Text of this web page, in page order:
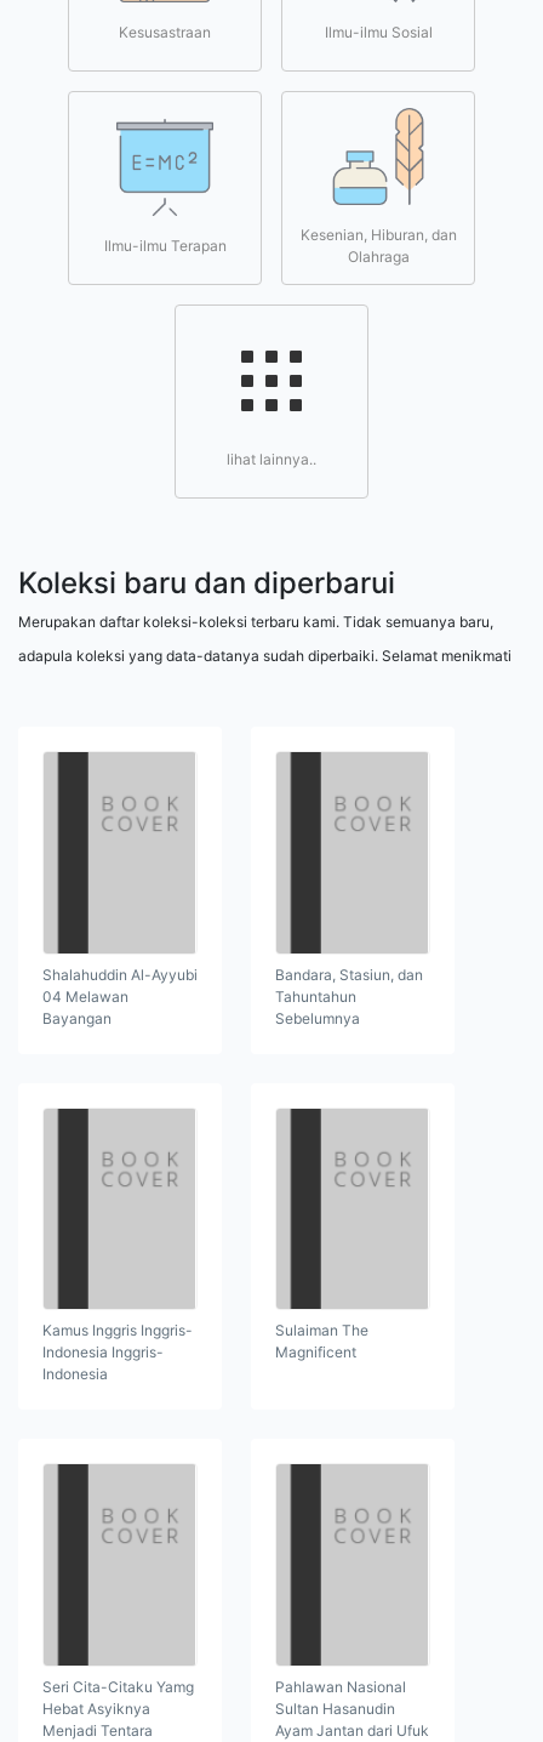
Kesusastraan Ilmu-ilmu Sosial
Ilmu-ilmu Terapan
Kesenian, Hiburan, dan
Olahraga
lihat lainnya..
Koleksi baru dan diperbarui
Merupakan daftar koleksi-koleksi terbaru kami. Tidak semuanya baru,
adapula koleksi yang data-datanya sudah diperbaiki. Selamat menikmati
Shalahuddin Al-Ayyubi
04 Melawan
Bayangan
Bandara, Stasiun, dan
Tahuntahun
Sebelumnya
Kamus Inggris Inggris-
Indonesia Inggris-
Indonesia
Sulaiman The
Magnificent
Seri Cita-Citaku Yamg
Hebat Asyiknya
Menjadi Tentara
Pahlawan Nasional
Sultan Hasanudin
Ayam Jantan dari Ufuk